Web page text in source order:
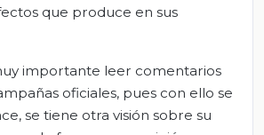
que produce en sus
importante leer comentarios
oficiales, pues con ello se
se tiene otra visión sobre su